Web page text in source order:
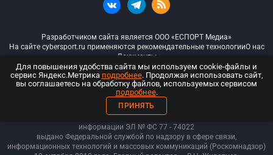
Разработчиком сайта является ООО «ЕСПОРТ Медиа»
На сайте cybersport.ru применяются рекомендательные технологииО нас
Документы
© ООО «Киберспорт.ру» — Все права защищены
18+
ООО «Киберспорт.ру». Свидетельство о регистрации средств массовой
информации ЭЛ № ФС 77 - 74022
выдано Федеральной службой по надзору в сфере связи,
информационных технологий и массовых коммуникаций (Роскомнадзор)
Для повышения удобства сайта мы используем cookie-файлы и
сервис Яндекс.Метрика подробнее. Продолжая использовать сайт,
вы соглашаетесь на обработку файлов, используемых сервисом
подробнее.
ПРИНЯТЬ